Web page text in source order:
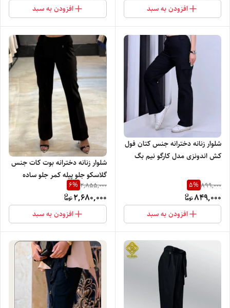
افزودن به سبد افزودن به سبد
شلوار زنانه دخترانه جنس کتان فول
کش اندونزی مدل کارگو نیم بگ
دوست داشتنی
899,000
5%
849,000
افزودن به سبد
شلوار زنانه دخترانه بوت کات جنس
گلاسکو جلو پیله کمر جلو ساده
پشت کش برند ویگل با تنخور بسیار
نرم راحت و شیک
2,855,000
6%
2,680,000
افزودن به سبد